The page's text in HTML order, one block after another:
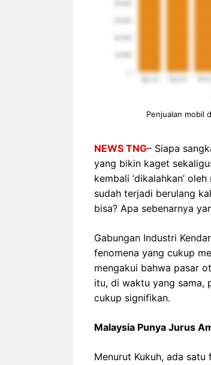
Penjualan mobil
NEWS TNG– Siapa
yang bikin kaget
kembali ‘dikalahkan’
sudah terjadi berulang
bisa? Apa sebenarnya
Gabungan Industri
fenomena yang cukup
mengakui bahwa pasar
itu, di waktu yang sama,
cukup signifikan.
Malaysia Punya Jurus
Menurut Kukuh, ada
15 Ribu, Resep Rahasia